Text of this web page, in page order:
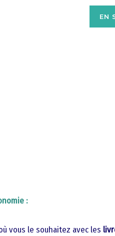
EN
:
vous le souhaitez avec les